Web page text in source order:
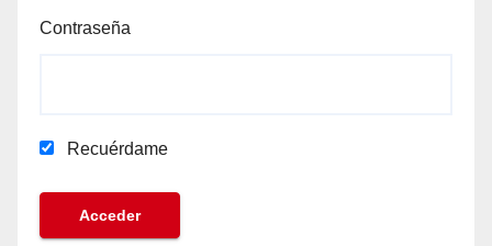
Contraseña
Recuérdame